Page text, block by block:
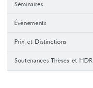
Séminaires
Évènements
Prix et Distinctions
Soutenances Thèses et HDR